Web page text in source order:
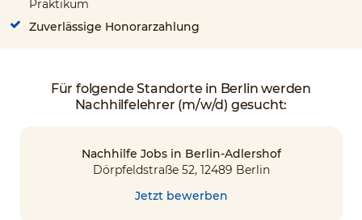
Praktikum
Zuverlässige Honorarzahlung
Für folgende Standorte in Berlin werden
Nachhilfelehrer (m/w/d) gesucht:
Nachhilfe Jobs in Berlin-Adlershof
Dörpfeldstraße 52, 12489 Berlin
Jetzt bewerben